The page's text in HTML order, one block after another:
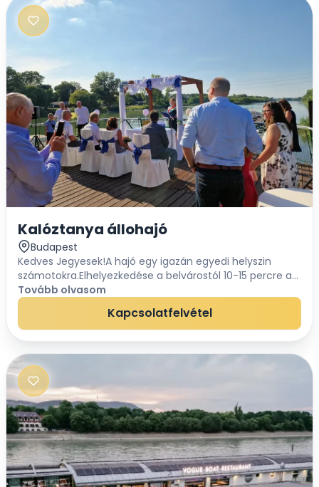
Kalóztanya állohajó
Budapest
Kedves Jegyesek!A hajó egy igazán egyedi helyszin
számotokra.Elhelyezkedése a belvárostól 10-15 percre a
Gubacsi hid pesti hidföje. (Bp. XX. ker)Állóhajónk
kifejezetten zártkörű rendezvényekre v...
Tovább olvasom
Kapcsolatfelvétel